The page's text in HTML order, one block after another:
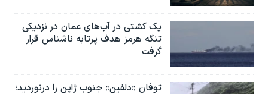
یک کشتی در آب‌های عمان در نزدیکی
تنگه هرمز هدف پرتابه ناشناس قرار
گرفت
توفان «دلفین» جنوب ژاپن را درنوردید؛